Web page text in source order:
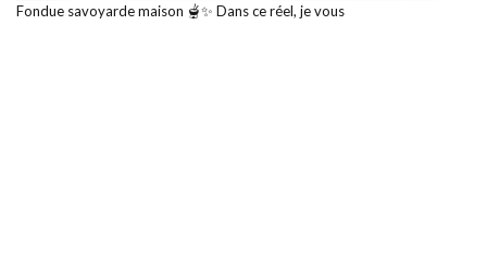
Fondue savoyarde maison 🫕✨ Dans ce réel, je vous